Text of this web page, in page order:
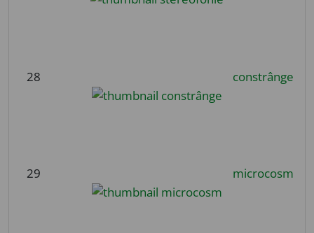
28 constrânge
29 microcosm